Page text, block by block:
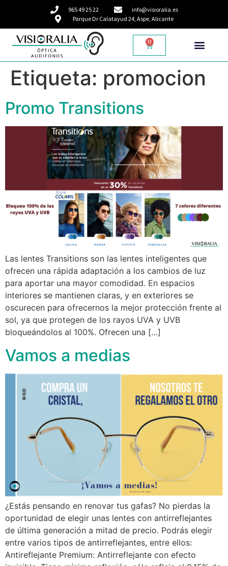
965 49 25 22
info@visioralia.es
Parque Dr Calatayud 24, Aspe, Alicante
0
Etiqueta: promocion
Promo Transitions
Las lentes Transitions son las lentes inteligentes que
ofrecen una rápida adaptación a los cambios de luz
para aportar una mayor comodidad. En espacios
interiores se mantienen claras, y en exteriores se
oscurecen para ofrecernos la mejor protección frente al
sol, ya que protegen de los rayos UVA y UVB
bloqueándolos al 100%. Ofrecen una […]
Vamos a medias
¿Estás pensando en renovar tus gafas? No pierdas la
oportunidad de elegir unas lentes con antirreflejantes
de última generación a mitad de precio. Podrás elegir
entre varios tipos de antirreflejantes, entre ellos:
Antireflejante Premium: Antirreflejante con efecto